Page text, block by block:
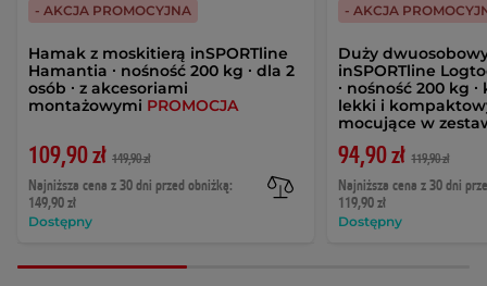
Hamak z moskitierą inSPORTline
Hamantia ∙ nośność 200 kg ∙ dla 2
osób ∙ z akcesoriami
montażowymi PROMOCJA
109,90 zł 149,90 zł
Najniższa cena z 30 dni przed obniżką:
149,90 zł
Dostępny
- AKCJA PROMOCYJNA
Duży
inSPORTline
∙ nośność 200 kg
lekki i
mocujące w
94,90 zł 119,90 zł
Najniższa cena z 30 dni
119,90 zł
Dostępny
- AKCJA